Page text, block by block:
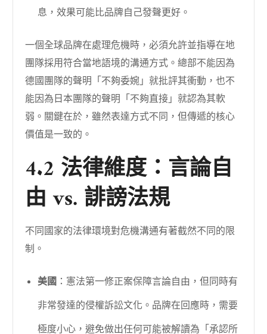
息，效果可能比品牌自己發聲更好。
一個全球品牌在處理危機時，必須允許並指導在地
團隊採用符合當地語境的溝通方式。總部不能因為
德國團隊的聲明「不夠委婉」就批評其衝動，也不
能因為日本團隊的聲明「不夠直接」就認為其軟
弱。關鍵在於，雖然表達方式不同，但傳遞的核心
價值是一致的。
4.2 法律維度：言論自
由 vs. 誹謗法規
不同國家的法律環境對危機溝通有著截然不同的限
制。
美國 ：憲法第一修正案保障言論自由，但同時有
非常發達的侵權訴訟文化。品牌在回應時，需要
極度小心，避免做出任何可能被解讀為「承認所